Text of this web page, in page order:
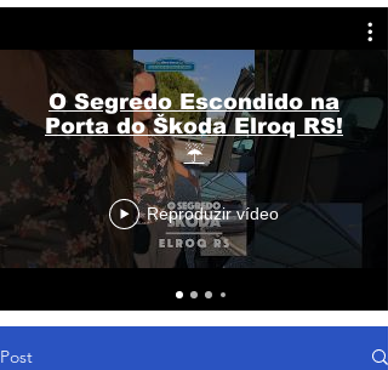
O Segredo Escondido na
Porta do Škoda Elroq RS!
☔
Reproduzir vídeo
Post